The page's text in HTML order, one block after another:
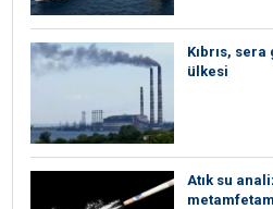
Kıbrıs, sera
ülkesi
Atık su